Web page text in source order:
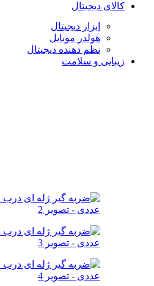
کالای دیجیتال
ابزار دیجیتال
هولدر موبایل
نظم دهنده دیجیتال
زیبایی و سلامت